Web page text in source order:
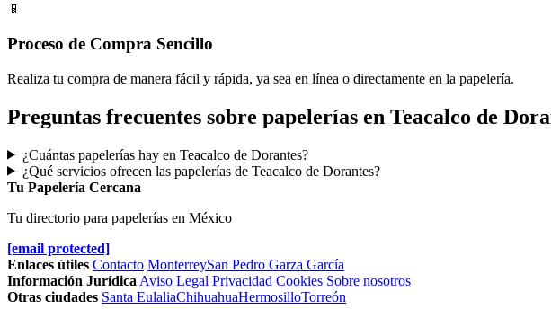
📱
Proceso de Compra Sencillo
Realiza tu compra de manera fácil y rápida, ya sea en línea o directamente en la papelería.
Preguntas frecuentes sobre papelerías en Teacalco de
¿Cuántas papelerías hay en Teacalco de Dorantes?
¿Qué servicios ofrecen las papelerías de Teacalco de Dorantes?
Tu Papelería Cercana
Tu directorio para papelerías en México
[email protected]
Enlaces útiles Contacto MonterreySan Pedro Garza García
Información Jurídica Aviso Legal Privacidad Cookies Sobre nosotros
Otras ciudades Santa EulaliaChihuahuaHermosilloTorreón